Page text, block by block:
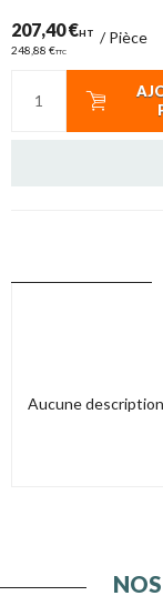
207,40 €HT
248,88 €TTC
/Pièce
Aucune